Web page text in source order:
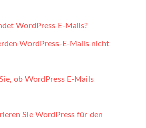
WordPress E-Mails?
WordPress-E-Mails nicht
ob WordPress E-Mails
Sie WordPress für den